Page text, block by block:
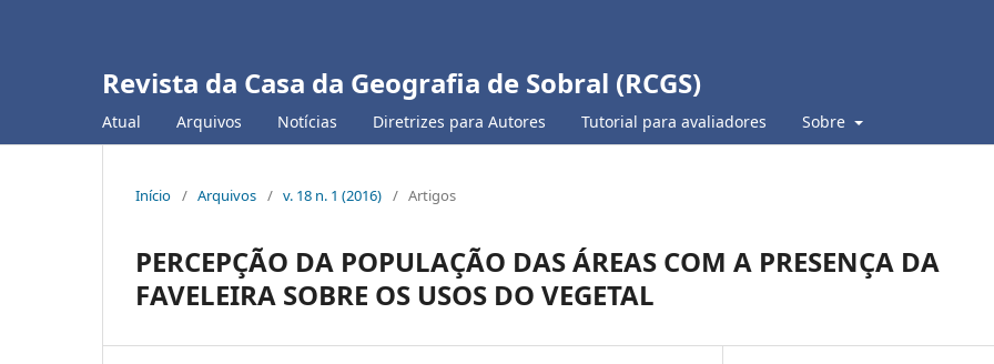
Revista da Casa da Geografia de Sobral (RCGS)
Atual Arquivos Notícias Diretrizes para Autores Tutorial para avaliadores Sobre
Início / Arquivos / v. 18 n. 1 (2016) / Artigos
PERCEPÇÃO DA POPULAÇÃO DAS ÁREAS COM A PRESENÇA DA
FAVELEIRA SOBRE OS USOS DO VEGETAL